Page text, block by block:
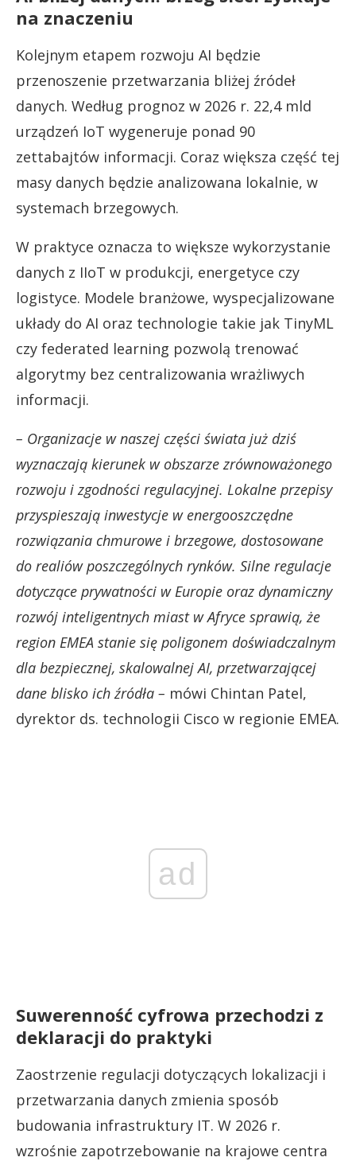
na znaczeniu
Kolejnym etapem rozwoju AI będzie
przenoszenie przetwarzania bliżej źródeł
danych. Według prognoz w 2026 r. 22,4 mld
urządzeń IoT wygeneruje ponad 90
zettabajtów informacji. Coraz większa część tej
masy danych będzie analizowana lokalnie, w
systemach brzegowych.
W praktyce oznacza to większe wykorzystanie
danych z IIoT w produkcji, energetyce czy
logistyce. Modele branżowe, wyspecjalizowane
układy do AI oraz technologie takie jak TinyML
czy federated learning pozwolą trenować
algorytmy bez centralizowania wrażliwych
informacji.
– Organizacje w naszej części świata już dziś
wyznaczają kierunek w obszarze zrównoważonego
rozwoju i zgodności regulacyjnej. Lokalne przepisy
przyspieszają inwestycje w energooszczędne
rozwiązania chmurowe i brzegowe, dostosowane
do realiów poszczególnych rynków. Silne regulacje
dotyczące prywatności w Europie oraz dynamiczny
rozwój inteligentnych miast w Afryce sprawią, że
region EMEA stanie się poligonem doświadczalnym
dla bezpiecznej, skalowalnej AI, przetwarzającej
dane blisko ich źródła – mówi Chintan Patel,
dyrektor ds. technologii Cisco w regionie EMEA.
ad
Suwerenność cyfrowa przechodzi z
deklaracji do praktyki
Zaostrzenie regulacji dotyczących lokalizacji i
przetwarzania danych zmienia sposób
budowania infrastruktury IT. W 2026 r.
wzrośnie zapotrzebowanie na krajowe centra